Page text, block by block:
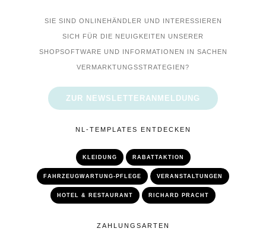
SIE SIND ONLINEHÄNDLER UND INTERESSIEREN
SICH FÜR DIE NEUIGKEITEN UNSERER
SHOPSOFTWARE UND INFORMATIONEN IN SACHEN
VERMARKTUNGSSTRATEGIEN?
ZUR NEWSLETTERANMELDUNG
NL-TEMPLATES ENTDECKEN
KLEIDUNG RABATTAKTION
FAHRZEUGWARTUNG-PFLEGE VERANSTALTUNGEN
HOTEL & RESTAURANT RICHARD PRACHT
ZAHLUNGSARTEN